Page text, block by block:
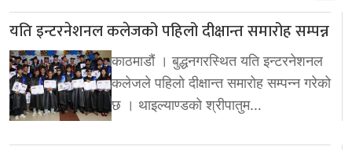
यति इन्टरनेशनल कलेजको पहिलो दीक्षान्त समारोह सम्पन्न
काठमाडौं । बुद्धनगरस्थित यति इन्टरनेशनल
कलेजले पहिलो दीक्षान्त समारोह सम्पन्न गरेको
छ । थाइल्याण्डको श्रीपातुम…